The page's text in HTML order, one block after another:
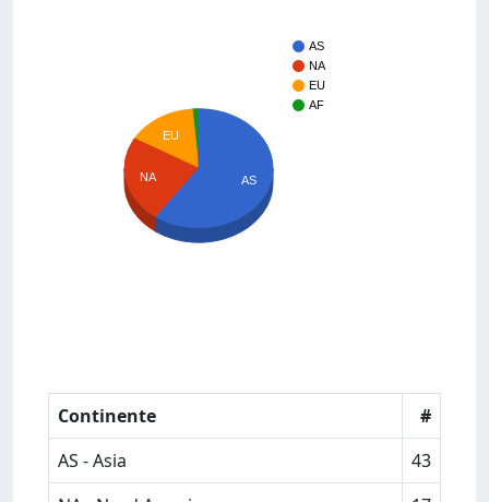
AS
NA
EU
AF
EU
NA AS
Continente
#
AS - Asia
43